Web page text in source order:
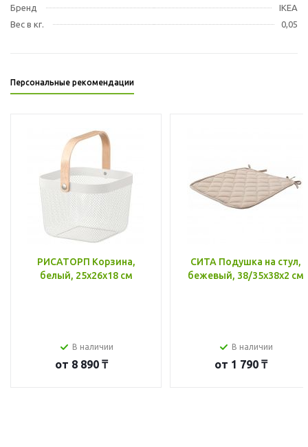
Бренд
IKEA
Вес в кг.
0,05
Персональные рекомендации
РИСАТОРП Корзина,
белый, 25x26x18 см
В наличии
от 8 890 ₸
СИТА Подушка на стул,
бежевый, 38/35x38x2 см
В наличии
от 1 790 ₸